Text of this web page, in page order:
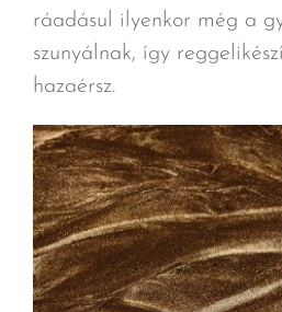
ráadásul ilyenkor még a
szunyálnak, így
hazaérsz.